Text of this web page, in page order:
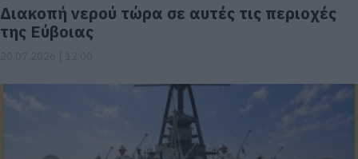
Διακοπή νερού τώρα σε αυτές τις περιοχές
της Εύβοιας